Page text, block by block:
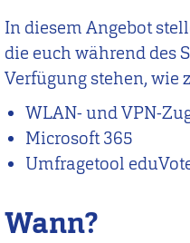
In diesem Angebot
die euch während des
Verfügung stehen, wie
WLAN- und VPN-
Microsoft 365
Umfragetool
Wann?